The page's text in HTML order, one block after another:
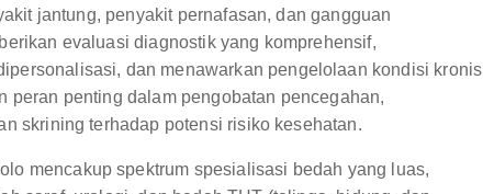
jantung, penyakit pernafasan, dan gangguan
evaluasi diagnostik yang komprehensif,
dan menawarkan pengelolaan kondisi kronis
peran penting dalam pengobatan pencegahan,
skrining terhadap potensi risiko kesehatan.
mencakup spektrum spesialisasi bedah yang luas,